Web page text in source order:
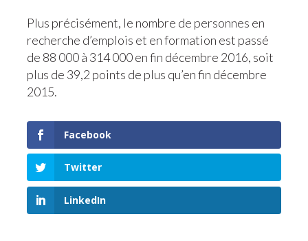
Plus précisément, le nombre de personnes en
recherche d’emplois et en formation est passé
de 88 000 à 314 000 en fin décembre 2016, soit
plus de 39,2 points de plus qu’en fin décembre
2015.
Facebook
Twitter
LinkedIn